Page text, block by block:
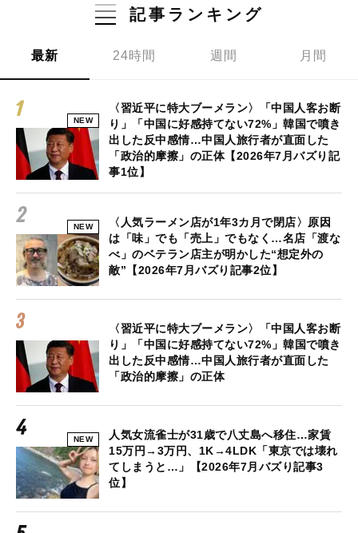
記事ランキング
最新 24時間 週間 月間
NEW
〈習近平に特大ブーメラン〉「中国人客お断
り」「中国に好感持てない72%」韓国で噴き
出した反中感情…中国人旅行者が直面した
「政治的摩擦」の正体【2026年7月バズり記
事1位】
NEW
〈人気ラーメン店が1年3カ月で閉店〉原因
は「味」でも「売上」でもなく…名店「渡な
べ」のベテラン店主が明かした“想定外の
敵”【2026年7月バズり記事2位】
〈習近平に特大ブーメラン〉「中国人客お断
り」「中国に好感持てない72%」韓国で噴き
出した反中感情…中国人旅行者が直面した
「政治的摩擦」の正体
NEW
人気女流雀士が31歳で八丈島へ移住…家賃
15万円→3万円、1K→4LDK「東京では壊れ
てしまうと…」【2026年7月バズり記事3
位】